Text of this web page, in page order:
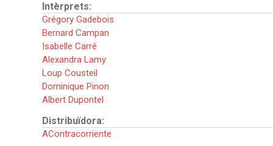
Intèrprets:
Grégory Gadebois
Bernard Campan
Isabelle Carré
Alexandra Lamy
Loup Cousteil
Dominique Pinon
Albert Dupontel
Distribuïdora:
AContracorriente